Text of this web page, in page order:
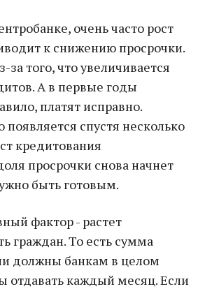
очень часто рост
к снижению просрочки.
за того, что увеличивается
А в первые годы
платят исправно.
спустя несколько
кредитования
просрочки снова начнет
быть готовым.
фактор - растет
граждан. То есть сумма
должны банкам в целом
отдавать каждый месяц. Если